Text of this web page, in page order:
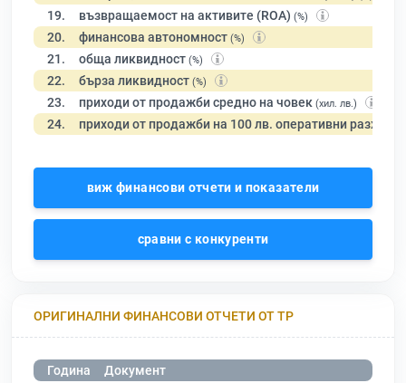
19. възвращаемост на активите (ROA) (%)
20. финансова автономност (%)
21. обща ликвидност (%)
22. бърза ликвидност (%)
23. приходи от продажби средно на човек (хил. лв.)
24. приходи от продажби на 100 лв. оперативни разходи
виж финансови отчети и показатели
сравни с конкуренти
ОРИГИНАЛНИ ФИНАНСОВИ ОТЧЕТИ ОТ ТР
Година Документ